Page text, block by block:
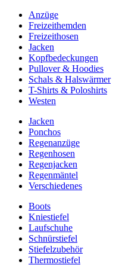
Anzüge
Freizeithemden
Freizeithosen
Jacken
Kopfbedeckungen
Pullover & Hoodies
Schals & Halswärmer
T-Shirts & Poloshirts
Westen
Jacken
Ponchos
Regenanzüge
Regenhosen
Regenjacken
Regenmäntel
Verschiedenes
Boots
Kniestiefel
Laufschuhe
Schnürstiefel
Stiefelzubehör
Thermostiefel